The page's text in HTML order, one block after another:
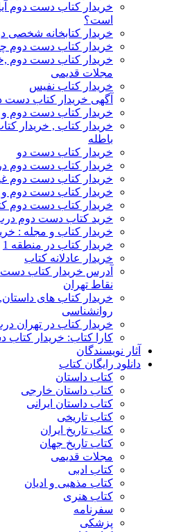
خریدار کتاب دست دوم
است؟
خریدار کتابخانه شخصی
خریدار کتاب دست دوم
خریدار کتاب دست دوم
مجلات قدیمی
خریدار کتاب نفیس
آگهی خریدار کتاب دست
خریدار کتاب دست دوم
خریدار کتاب , خریدار
باطله
خریدار کتاب دست دو
خریدار کتاب دست دوم
خریدار کتاب دست دوم
خریدار کتاب دست دوم
خریدار کتاب دست دوم
خرید کتاب دست دوم
خریدار کتاب و مجله :
خریدار کتاب در منطقه 1
خریدار عادلانه کتاب
آدرس خریدار کتاب دست
نقاط تهران
خریدار کتاب های
روانشناسی
خریدار کتاب در تهران
کارا کتاب: خریدار
آثار نویسندگان
دانلود رایگان کتاب
کتاب داستان
کتاب داستان خارجی
کتاب داستان ایرانی
کتاب تاریخی
کتاب تاریخ ایران
کتاب تاریخ جهان
مجلات قدیمی
کتاب ادبی
کتاب مذهبی و ادیان
کتاب هنری
سفرنامه
پزشکی